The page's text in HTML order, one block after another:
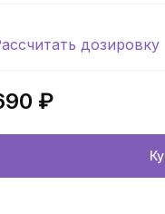
дозировку
₽